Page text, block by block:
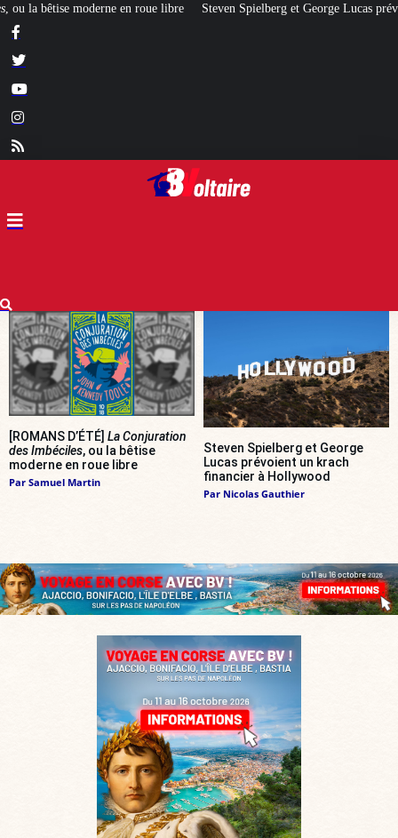
Spielberg et George Lucas prévoient un krach financier à Hollywood
[ROMANS D’ÉTÉ] La Conjuration
des Imbéciles, ou la bêtise
moderne en roue libre
Par Samuel Martin
Steven Spielberg et George
Lucas prévoient un krach
financier à Hollywood
Par Nicolas Gauthier